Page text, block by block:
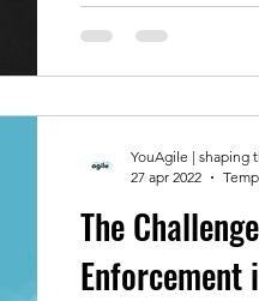
The
YouAgile | shaping
27 apr 2022